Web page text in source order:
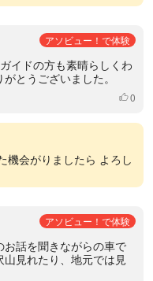
アソビュー！で体験
イドの方も素晴らしくわ
とうございました。
いいね
0
機会がりましたら よろし
アソビュー！で体験
話を聞きながらの車で
見れたり、地元では見